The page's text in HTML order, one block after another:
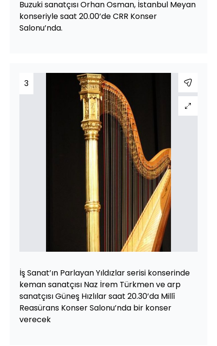
Buzuki sanatçısı Orhan Osman, İstanbul Meyan
konseriyle saat 20.00’de CRR Konser
Salonu’nda.
3
İş Sanat’ın Parlayan Yıldızlar serisi konserinde
keman sanatçısı Naz İrem Türkmen ve arp
sanatçısı Güneş Hızlılar saat 20.30’da Millî
Reasürans Konser Salonu’nda bir konser
verecek